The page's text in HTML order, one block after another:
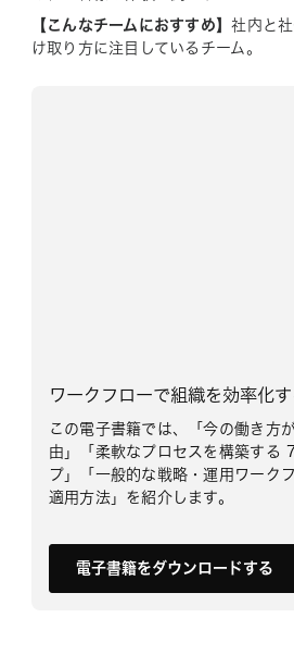
【こんなチームにおすすめ】社内と
け取り方に注目しているチーム。
ワークフローで組織を効率化
この電子書籍では、「今の働き方
由」「柔軟なプロセスを構築する
プ」「一般的な戦略・運用ワーク
適用方法」を紹介します。
電子書籍をダウンロードする